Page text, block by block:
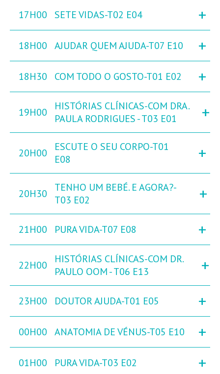
17H00 SETE VIDAS-T02 E04 +
18H00 AJUDAR QUEM AJUDA-T07 E10 +
18H30 COM TODO O GOSTO-T01 E02 +
19H00
HISTÓRIAS CLÍNICAS-COM DRA.
PAULA RODRIGUES - T03 E01
+
20H00
ESCUTE O SEU CORPO-T01
E08
+
20H30
TENHO UM BEBÉ. E AGORA?-
T03 E02
+
21H00 PURA VIDA-T07 E08 +
22H00
HISTÓRIAS CLÍNICAS-COM DR.
PAULO OOM - T06 E13
+
23H00 DOUTOR AJUDA-T01 E05 +
00H00 ANATOMIA DE VÉNUS-T05 E10 +
01H00 PURA VIDA-T03 E02 +